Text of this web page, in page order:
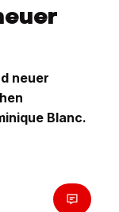
neuer
Blanc.